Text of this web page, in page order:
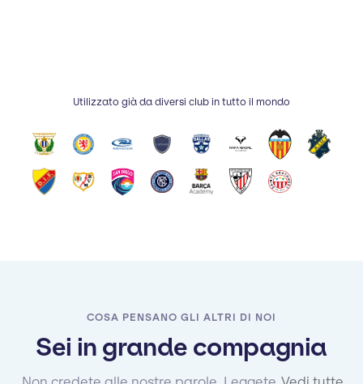
Utilizzato già da diversi club in tutto il mondo
COSA PENSANO GLI ALTRI DI NOI
Sei in grande compagnia